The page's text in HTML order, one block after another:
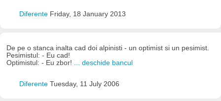
Diferente Friday, 18 January 2013
De pe o stanca inalta cad doi alpinisti - un optimist si un pesimist.
Pesimistul: - Eu cad!
Optimistul: - Eu zbor! ... deschide bancul
Diferente Tuesday, 11 July 2006